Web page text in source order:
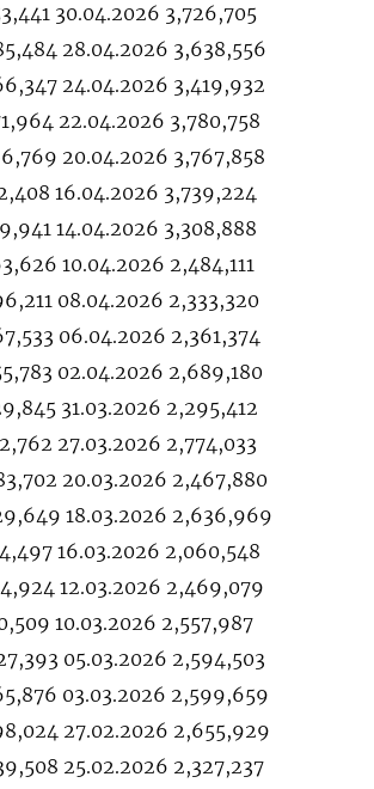
30.04.2026 3,726,705
28.04.2026 3,638,556
24.04.2026 3,419,932
22.04.2026 3,780,758
20.04.2026 3,767,858
16.04.2026 3,739,224
14.04.2026 3,308,888
10.04.2026 2,484,111
08.04.2026 2,333,320
06.04.2026 2,361,374
02.04.2026 2,689,180
31.03.2026 2,295,412
27.03.2026 2,774,033
20.03.2026 2,467,880
18.03.2026 2,636,969
16.03.2026 2,060,548
12.03.2026 2,469,079
10.03.2026 2,557,987
05.03.2026 2,594,503
03.03.2026 2,599,659
27.02.2026 2,655,929
25.02.2026 2,327,237